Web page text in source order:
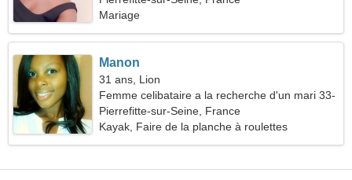
Mariage
Manon
31 ans, Lion
Femme celibataire a la recherche d'un mari 33-
39
Pierrefitte-sur-Seine, France
Kayak, Faire de la planche à roulettes